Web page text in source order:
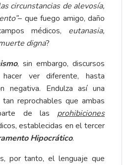
circunstancias de alevosía,
– que fuego amigo, daño
médicos, eutanasia,
digna?
, sin embargo, discursos
hacer ver diferente, hasta
negativa. Endulza así una
tan reprochables que ambas
de las prohibiciones
establecidas en el tercer
Hipocrático.
por tanto, el lenguaje que